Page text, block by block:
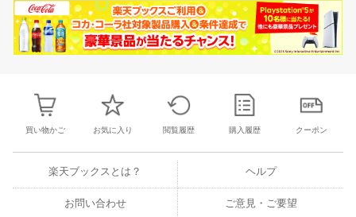
買い物かご お気に入り 閲覧履歴 購入履歴 クーポン
楽天ブックスとは？ ヘルプ
お問い合わせ ご意見・ご要望